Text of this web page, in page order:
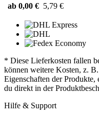
ab 0,00 € 5,79 €
* Diese Lieferkosten fallen
können weitere Kosten, z.
Eigenschaften der
du direkt in der
Hilfe & Support